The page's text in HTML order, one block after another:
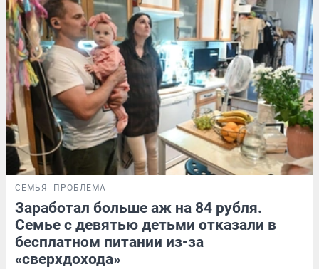
СЕМЬЯ ПРОБЛЕМА
Заработал больше аж на 84 рубля.
Семье с девятью детьми отказали в
бесплатном питании из-за
«сверхдохода»